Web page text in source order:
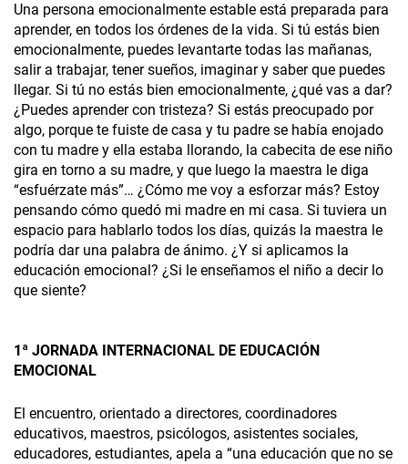
Una persona emocionalmente estable está preparada para
aprender, en todos los órdenes de la vida. Si tú estás bien
emocionalmente, puedes levantarte todas las mañanas,
salir a trabajar, tener sueños, imaginar y saber que puedes
llegar. Si tú no estás bien emocionalmente, ¿qué vas a dar?
¿Puedes aprender con tristeza? Si estás preocupado por
algo, porque te fuiste de casa y tu padre se había enojado
con tu madre y ella estaba llorando, la cabecita de ese niño
gira en torno a su madre, y que luego la maestra le diga
“esfuérzate más”… ¿Cómo me voy a esforzar más? Estoy
pensando cómo quedó mi madre en mi casa. Si tuviera un
espacio para hablarlo todos los días, quizás la maestra le
podría dar una palabra de ánimo. ¿Y si aplicamos la
educación emocional? ¿Si le enseñamos el niño a decir lo
que siente?
1ª JORNADA INTERNACIONAL DE EDUCACIÓN
EMOCIONAL
El encuentro, orientado a directores, coordinadores
educativos, maestros, psicólogos, asistentes sociales,
educadores, estudiantes, apela a “una educación que no se